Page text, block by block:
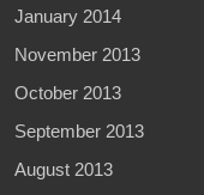
January 2014
November 2013
October 2013
September 2013
August 2013